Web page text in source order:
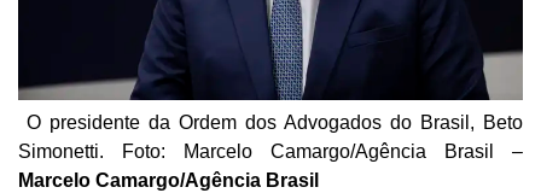
O presidente da Ordem dos Advogados do Brasil, Beto
Simonetti. Foto: Marcelo Camargo/Agência Brasil –
Marcelo Camargo/Agência Brasil